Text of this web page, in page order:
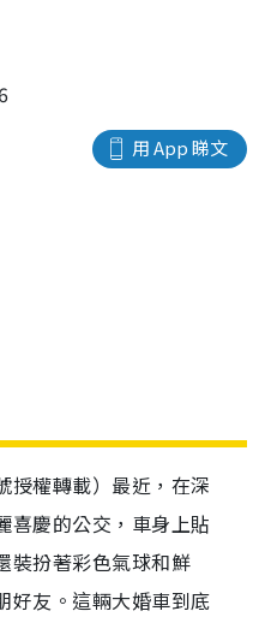
用 App 睇文
授權轉載）最近，在深
喜慶的公交，車身上貼
裝扮著彩色氣球和鮮
好友。這輛大婚車到底